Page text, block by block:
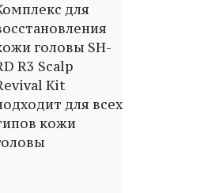
для
головы SH-
R3 Scalp
Kit
для всех
кожи